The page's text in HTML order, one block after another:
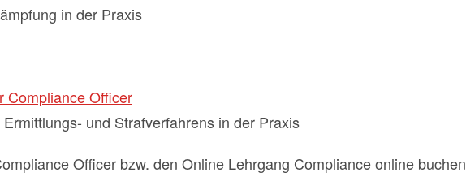
in der Praxis
Compliance Officer
und Strafverfahrens in der Praxis
Officer bzw. den Online Lehrgang Compliance online